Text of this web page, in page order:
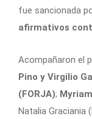
fue sancionada
afirmativos
Acompañaron el
Pino y Virgilio
(FORJA);
Natalia Graciania